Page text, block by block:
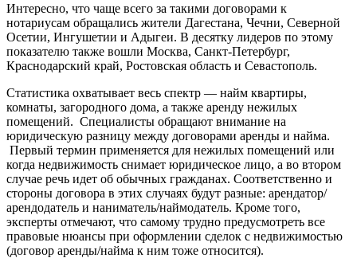
Интересно, что чаще всего за такими договорами к
нотариусам обращались жители Дагестана, Чечни, Северной
Осетии, Ингушетии и Адыгеи. В десятку лидеров по этому
показателю также вошли Москва, Санкт-Петербург,
Краснодарский край, Ростовская область и Севастополь.
Статистика охватывает весь спектр — найм квартиры,
комнаты, загородного дома, а также аренду нежилых
помещений. Специалисты обращают внимание на
юридическую разницу между договорами аренды и найма.
Первый термин применяется для нежилых помещений или
когда недвижимость снимает юридическое лицо, а во втором
случае речь идет об обычных гражданах. Соответственно и
стороны договора в этих случаях будут разные: арендатор/
арендодатель и наниматель/наймодатель. Кроме того,
эксперты отмечают, что самому трудно предусмотреть все
правовые нюансы при оформлении сделок с недвижимостью
(договор аренды/найма к ним тоже относится).